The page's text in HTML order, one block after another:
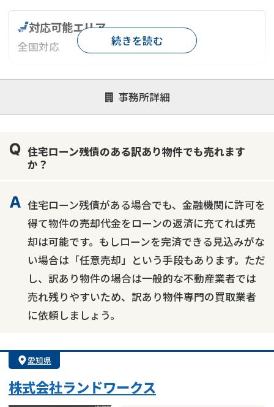
事務所詳細
対応可能エリア
全国対応
対応が親身 オンライン面談可能
レスポンスが早い
1億円以上の買取可
続きを読む
住宅ローン残債のある訳あり物件でも売れます
か？
住宅ローン残債がある場合でも、金融機関に許可を
得て物件の売却代金をローンの返済に充てれば売
却は可能です。もしローンを完済できる見込みがな
い場合は「任意売却」という手段もあります。ただ
し、訳あり物件の場合は一般的な不動産業者では
売れ残りやすいため、訳あり物件専門の買取業者
に依頼しましょう。
愛知県
株式会社ランドワークス